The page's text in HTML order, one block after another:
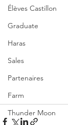
Élèves Castillon
Graduate
Haras
Sales
Partenaires
Farm
Thunder Moon